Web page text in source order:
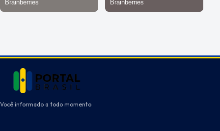
Você informado a todo momento